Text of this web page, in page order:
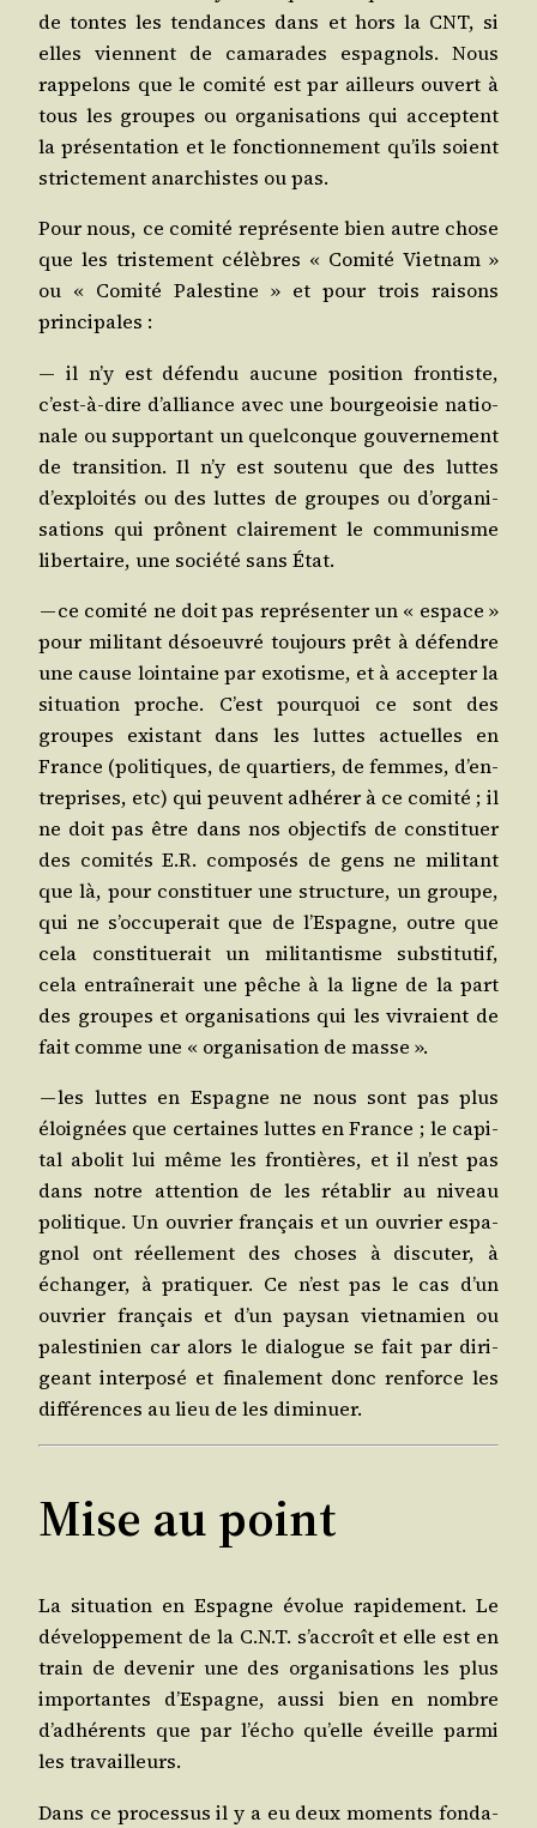
de tontes les ten­dances dans et hors la CNT, si
elles viennent de cama­rades espa­gnols. Nous
rap­pe­lons que le comi­té est par ailleurs ouvert à
tous les groupes ou orga­ni­sa­tions qui acceptent
la pré­sen­ta­tion et le fonc­tion­ne­ment qu’ils soient
stric­te­ment anar­chistes ou pas.
Pour nous, ce comi­té repré­sente bien autre chose
que les tris­te­ment célèbres « Comi­té Viet­nam »
ou « Comi­té Pales­tine » et pour trois rai­sons
principales :
— il n’y est défen­du aucune posi­tion fron­tiste,
c’est-à-dire d’al­liance avec une bour­geoi­sie natio­
nale ou sup­por­tant un quel­conque gou­ver­ne­ment
de tran­si­tion. Il n’y est sou­te­nu que des luttes
d’ex­ploi­tés ou des luttes de groupes ou d’or­ga­ni­
sa­tions qui prônent clai­re­ment le com­mu­nisme
liber­taire, une socié­té sans État.
— ce comi­té ne doit pas repré­sen­ter un « espace »
pour mili­tant désoeu­vré tou­jours prêt à défendre
une cause loin­taine par exo­tisme, et à accep­ter la
situa­tion proche. C’est pour­quoi ce sont des
groupes exis­tant dans les luttes actuelles en
France (poli­tiques, de quar­tiers, de femmes, d’en­
tre­prises, etc) qui peuvent adhé­rer à ce comi­té ; il
ne doit pas être dans nos objec­tifs de consti­tuer
des comi­tés E.R. com­po­sés de gens ne mili­tant
que là, pour consti­tuer une struc­ture, un groupe,
qui ne s’oc­cu­pe­rait que de l’Es­pagne, outre que
cela consti­tue­rait un mili­tan­tisme sub­sti­tu­tif,
cela entraî­ne­rait une pêche à la ligne de la part
des groupes et orga­ni­sa­tions qui les vivraient de
fait comme une « orga­ni­sa­tion de masse ».
— les luttes en Espagne ne nous sont pas plus
éloi­gnées que cer­taines luttes en France ; le capi­
tal abo­lit lui même les fron­tières, et il n’est pas
dans notre atten­tion de les réta­blir au niveau
poli­tique. Un ouvrier fran­çais et un ouvrier espa­
gnol ont réel­le­ment des choses à dis­cu­ter, à
échan­ger, à pra­ti­quer. Ce n’est pas le cas d’un
ouvrier fran­çais et d’un pay­san viet­na­mien ou
pales­ti­nien car alors le dia­logue se fait par diri­
geant inter­po­sé et fina­le­ment donc ren­force les
dif­fé­rences au lieu de les diminuer.
Mise au point
La situa­tion en Espagne évo­lue rapi­de­ment. Le
déve­lop­pe­ment de la C.N.T. s’ac­croît et elle est en
train de deve­nir une des orga­ni­sa­tions les plus
impor­tantes d’Es­pagne, aus­si bien en nombre
d’adhé­rents que par l’é­cho qu’elle éveille par­mi
les travailleurs.
Dans ce pro­ces­sus il y a eu deux moments fon­da­